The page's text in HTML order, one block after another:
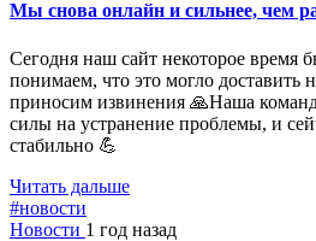
Мы снова онлайн и сильнее, чем
Сегодня наш сайт некоторое время
понимаем, что это могло доставить
приносим извинения 🙏Наша
силы на устранение проблемы, и
стабильно 💪
Читать дальше
#новости
Новости 1 год назад